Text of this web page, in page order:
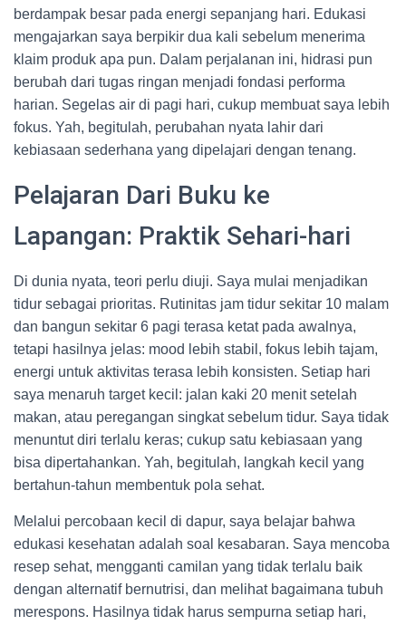
berdampak besar pada energi sepanjang hari. Edukasi
mengajarkan saya berpikir dua kali sebelum menerima
klaim produk apa pun. Dalam perjalanan ini, hidrasi pun
berubah dari tugas ringan menjadi fondasi performa
harian. Segelas air di pagi hari, cukup membuat saya lebih
fokus. Yah, begitulah, perubahan nyata lahir dari
kebiasaan sederhana yang dipelajari dengan tenang.
Pelajaran Dari Buku ke
Lapangan: Praktik Sehari-hari
Di dunia nyata, teori perlu diuji. Saya mulai menjadikan
tidur sebagai prioritas. Rutinitas jam tidur sekitar 10 malam
dan bangun sekitar 6 pagi terasa ketat pada awalnya,
tetapi hasilnya jelas: mood lebih stabil, fokus lebih tajam,
energi untuk aktivitas terasa lebih konsisten. Setiap hari
saya menaruh target kecil: jalan kaki 20 menit setelah
makan, atau peregangan singkat sebelum tidur. Saya tidak
menuntut diri terlalu keras; cukup satu kebiasaan yang
bisa dipertahankan. Yah, begitulah, langkah kecil yang
bertahun-tahun membentuk pola sehat.
Melalui percobaan kecil di dapur, saya belajar bahwa
edukasi kesehatan adalah soal kesabaran. Saya mencoba
resep sehat, mengganti camilan yang tidak terlalu baik
dengan alternatif bernutrisi, dan melihat bagaimana tubuh
merespons. Hasilnya tidak harus sempurna setiap hari,